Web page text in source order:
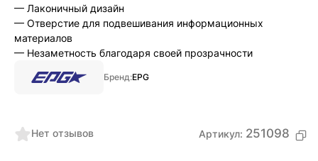
Нет отзывов Артикул: 251098
— Лаконичный дизайн
— Отверстие для подвешивания информационных
материалов
— Незаметность благодаря своей прозрачности
Бренд:EPG